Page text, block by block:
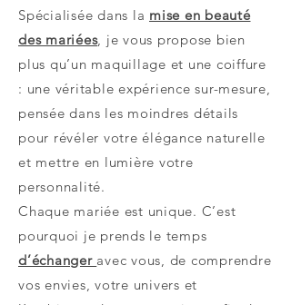
Spécialisée dans la mise en beauté
des mariées, je vous propose bien
plus qu’un maquillage et une coiffure
: une véritable expérience sur-mesure,
pensée dans les moindres détails
pour révéler votre élégance naturelle
et mettre en lumière votre
personnalité.
Chaque mariée est unique. C’est
pourquoi je prends le temps
d’échanger avec vous, de comprendre
vos envies, votre univers et